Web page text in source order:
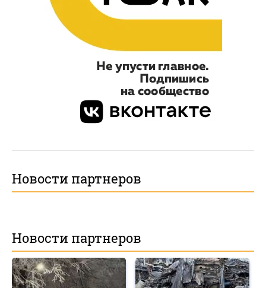
Новости партнеров
Новости партнеров